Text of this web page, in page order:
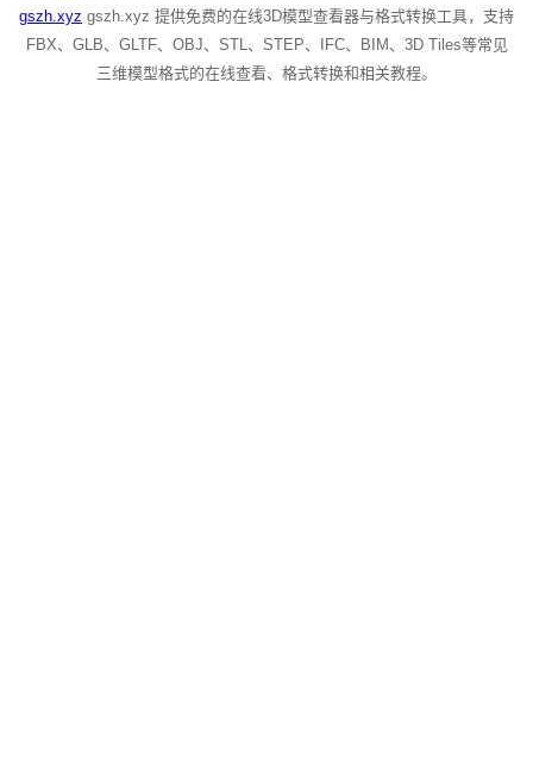
gszh.xyz gszh.xyz 提供免费的在线3D模型查看器与格式转换工具，支持
FBX、GLB、GLTF、OBJ、STL、STEP、IFC、BIM、3D Tiles等常见
三维模型格式的在线查看、格式转换和相关教程。